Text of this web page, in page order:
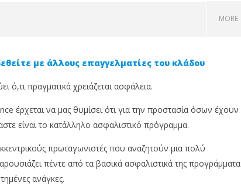
MORE
Πότε η
είναι η
επιλογή;
Anytime: Φεύγεις διακοπές;
Προστάτευσε την επιχείρησή
με άλλους επαγγελματίες του κλάδου
ό,τι πραγματικά χρειάζεται ασφάλεια.
έρχεται να μας θυμίσει ότι για την προστασία όσων έχουν
είναι το κατάλληλο ασφαλιστικό πρόγραμμα.
πρωταγωνιστές που αναζητούν μια πολύ
πέντε από τα βασικά ασφαλιστικά της προγράμματα
ανάγκες.